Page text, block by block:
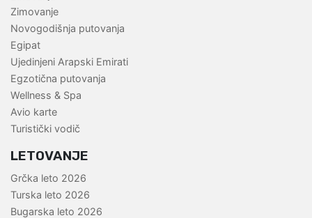
Zimovanje
Novogodišnja putovanja
Egipat
Ujedinjeni Arapski Emirati
Egzotična putovanja
Wellness & Spa
Avio karte
Turistički vodič
LETOVANJE
Grčka leto 2026
Turska leto 2026
Bugarska leto 2026